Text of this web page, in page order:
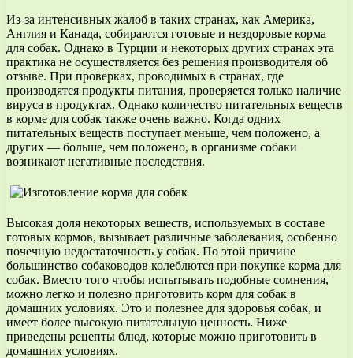
Из-за интенсивных жалоб в таких странах, как Америка,
Англия и Канада, собираются готовые и нездоровые корма
для собак. Однако в Турции и некоторых других странах эта
практика не осуществляется без решения производителя об
отзыве. При проверках, проводимых в странах, где
производятся продукты питания, проверяется только наличие
вируса в продуктах. Однако количество питательных веществ
в корме для собак также очень важно. Когда одних
питательных веществ поступает меньше, чем положено, а
других — больше, чем положено, в организме собаки
возникают негативные последствия.
Высокая доля некоторых веществ, используемых в составе
готовых кормов, вызывает различные заболевания, особенно
почечную недостаточность у собак. По этой причине
большинство собаководов колеблются при покупке корма для
собак. Вместо того чтобы испытывать подобные сомнения,
можно легко и полезно приготовить корм для собак в
домашних условиях. Это и полезнее для здоровья собак, и
имеет более высокую питательную ценность. Ниже
приведены рецепты блюд, которые можно приготовить в
домашних условиях.